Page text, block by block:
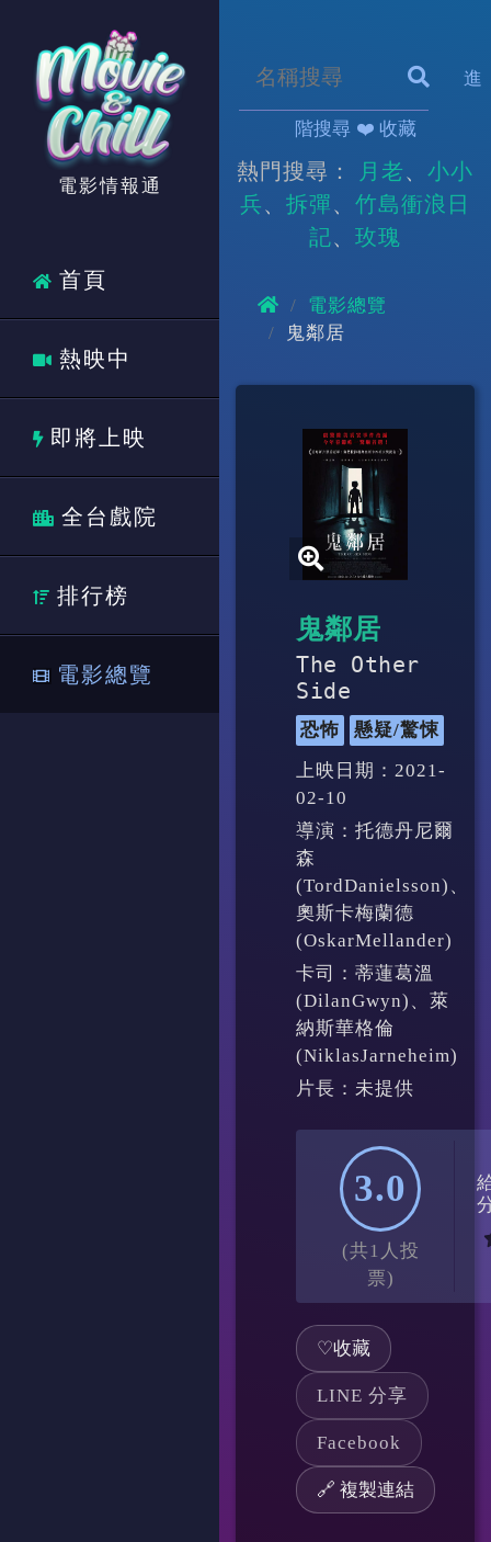
電影情報通
首頁
熱映中
即將上映
全台戲院
排行榜
電影總覽
進
階搜尋 ❤️ 收藏
熱門搜尋： 月老
小小
兵
拆彈
竹島衝浪日
記
玫瑰
電影總覽
鬼鄰居
鬼鄰居
The Other
Side
恐怖
懸疑/驚悚
上映日期：2021-
02-10
導演：托德丹尼爾
森
(TordDanielsson)、
奧斯卡梅蘭德
(OskarMellander)
卡司：蒂蓮葛溫
(DilanGwyn)、萊
納斯華格倫
(NiklasJarneheim)
片長：未提供
3.0
(共1人投
票)
♡收藏
LINE 分享
Facebook
🔗 複製連結